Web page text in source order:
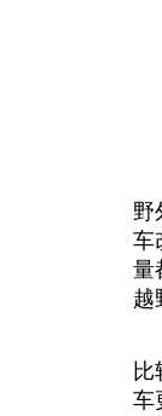
野
车
量
越
车